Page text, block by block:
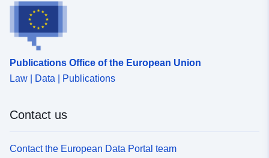
Grundsatz (Artikel L.3111-1).
Publications Office of the European Union
Law | Data | Publications
Contact us
Contact the European Data Portal team